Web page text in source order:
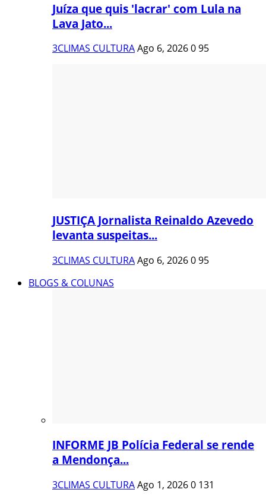
Juíza que quis 'lacrar' com Lula na
Lava Jato...
3CLIMAS CULTURAAgo 6, 2026095
JUSTIÇA Jornalista Reinaldo Azevedo
levanta suspeitas...
3CLIMAS CULTURAAgo 6, 2026095
BLOGS & COLUNAS
INFORME JB Polícia Federal se rende
a Mendonça...
3CLIMAS CULTURAAgo 1, 20260 131